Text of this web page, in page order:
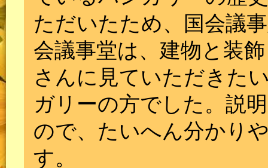
ただいたため、国会議
会議事堂は、建物と装
さんに見ていただきた
ガリーの方でした。説
ので、たいへん分かり
す。